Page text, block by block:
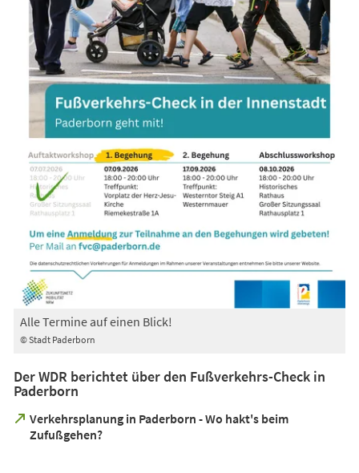
© Stadt Paderborn
Alle Termine auf einen Blick!
Der WDR berichtet über den Fußverkehrs-Check in
Paderborn
Verkehrsplanung in Paderborn - Wo hakt's beim
Zufußgehen?
(Öffnet